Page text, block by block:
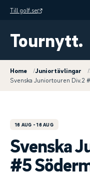
Till golf.se
Tournytt.
Home /Juniortävlingar /
Svenska Juniortouren Div.2
16 AUG - 16 AUG
Svenska
#5